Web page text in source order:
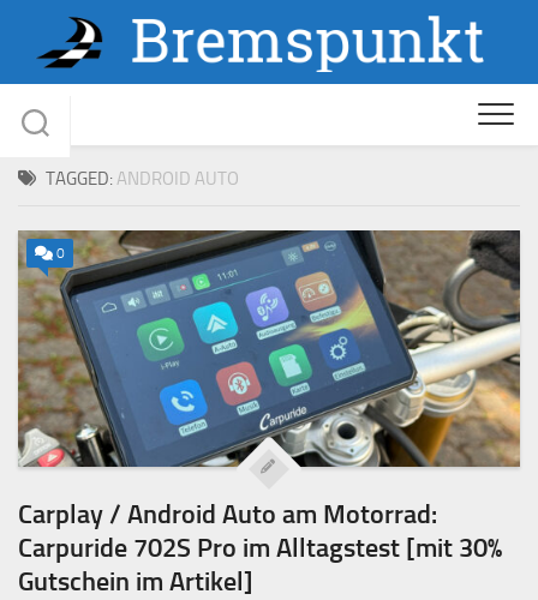
content
TAGGED:ANDROID AUTO
0
Carplay / Android Auto am Motorrad:
Carpuride 702S Pro im Alltagstest [mit 30%
Gutschein im Artikel]